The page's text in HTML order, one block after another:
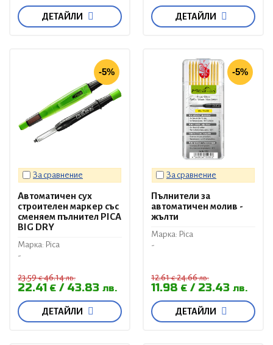
ДЕТАЙЛИ ДЕТАЙЛИ
-5%
За сравнение
Автоматичен сух
строителен маркер със
сменяем пълнител PICA
BIG DRY
Марка: Pica
-
23.59€46.14лв.
22.41 € 43.83 лв.
ДЕТАЙЛИ
-5%
За сравнение
Пълнители за
автоматичен молив -
жълти
Марка: Pica
-
12.61€24.66лв.
11.98 € 23.43 лв.
ДЕТАЙЛИ